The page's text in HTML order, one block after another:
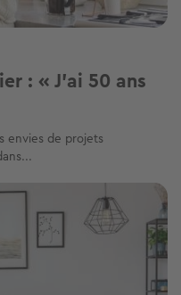
: « J’ai 50 ans
envies de projets